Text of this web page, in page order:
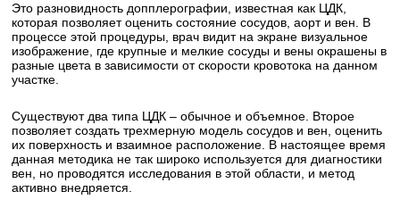
Это разновидность допплерографии, известная как ЦДК,
которая позволяет оценить состояние сосудов, аорт и вен. В
процессе этой процедуры, врач видит на экране визуальное
изображение, где крупные и мелкие сосуды и вены окрашены в
разные цвета в зависимости от скорости кровотока на данном
участке.
Существуют два типа ЦДК – обычное и объемное. Второе
позволяет создать трехмерную модель сосудов и вен, оценить
их поверхность и взаимное расположение. В настоящее время
данная методика не так широко используется для диагностики
вен, но проводятся исследования в этой области, и метод
активно внедряется.